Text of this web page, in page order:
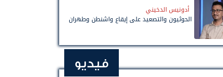
أدونيس الدخيني
الحوثيون والتصعيد على إيقاع واشنطن وطهران
فيديو